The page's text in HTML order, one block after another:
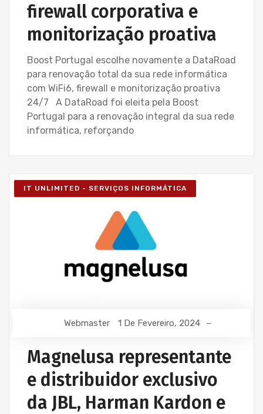
firewall corporativa e
monitorização proativa
Boost Portugal escolhe novamente a DataRoad
para renovação total da sua rede informática
com WiFi6, firewall e monitorização proativa
24/7 A DataRoad foi eleita pela Boost
Portugal para a renovação integral da sua rede
informática, reforçando
IT UNLIMITED - SERVIÇOS INFORMÁTICA
Webmaster 1 De Fevereiro, 2024
Magnelusa representante
e distribuidor exclusivo
da JBL, Harman Kardon e